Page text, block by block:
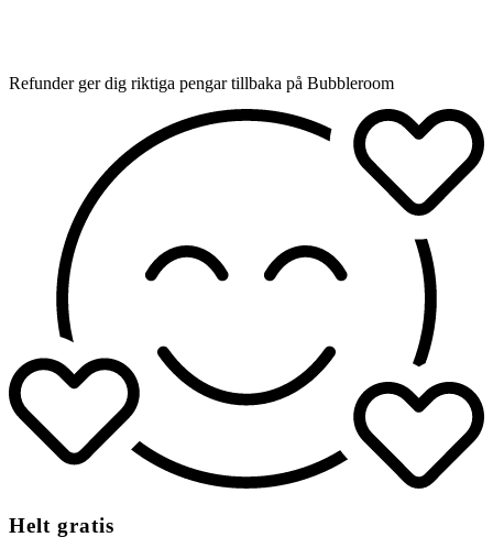
Refunder ger dig riktiga pengar tillbaka på Bubbleroom
Helt gratis